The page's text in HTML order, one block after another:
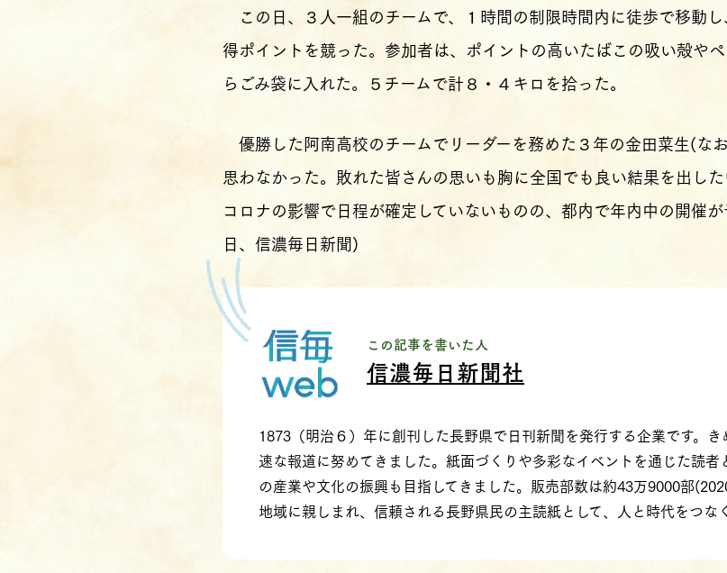
この日、３人一組のチームで、１時間の制限時間内に徒歩で移動
得ポイントを競った。参加者は、ポイントの高いたばこの吸い殻や
らごみ袋に入れた。５チームで計８・４キロを拾った。
優勝した阿南高校のチームでリーダーを務めた３年の金田菜生(な
思わなかった。敗れた皆さんの思いも胸に全国でも良い結果を出し
コロナの影響で日程が確定していないものの、都内で年内中の開催
日、信濃毎日新聞)
この記事を書いた人
信濃毎日新聞社
1873（明治６）年に創刊した長野県で日刊新聞を発行する企業です。
速な報道に努めてきました。紙面づくりや多彩なイベントを通じた読
の産業や文化の振興も目指してきました。販売部数は約43万9000部
地域に親しまれ、信頼される長野県民の主読紙として、人と時代をつな